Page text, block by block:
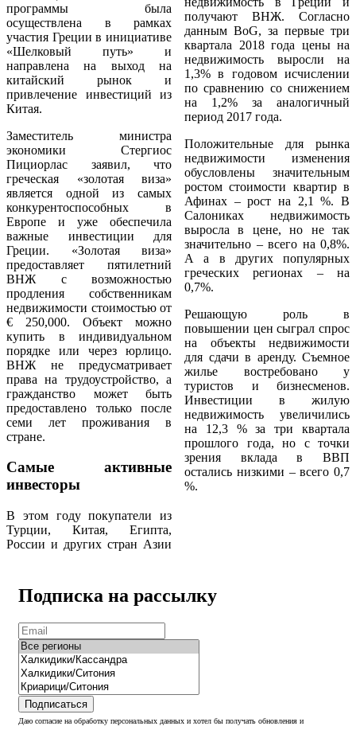
программы была
осуществлена в рамках
участия Греции в инициативе
«Шелковый путь» и
направлена ​​на выход на
китайский рынок и
привлечение инвестиций из
Китая.
Заместитель министра
экономики Стергиос
Пициорлас заявил, что
греческая «золотая виза»
является одной из самых
конкурентоспособных в
Европе и уже обеспечила
важные инвестиции для
Греции. «Золотая виза»
предоставляет пятилетний
ВНЖ с возможностью
продления собственникам
недвижимости стоимостью от
€ 250,000. Объект можно
купить в индивидуальном
порядке или через юрлицо.
ВНЖ не предусматривает
права на трудоустройство, а
гражданство может быть
предоставлено только после
семи лет проживания в
стране.
Самые активные
инвесторы
В этом году покупатели из
Турции, Китая, Египта,
России и других стран Азии
получают ВНЖ. Согласно
данным BoG, за первые три
квартала 2018 года цены на
недвижимость выросли на
1,3% в годовом исчислении
по сравнению со снижением
на 1,2% за аналогичный
период 2017 года.
Положительные для рынка
недвижимости изменения
обусловлены значительным
ростом стоимости квартир в
Афинах – рост на 2,1 %. В
Салониках недвижимость
выросла в цене, но не так
значительно – всего на 0,8%.
А а в других популярных
греческих регионах – на
0,7%.
Решающую роль в
повышении цен сыграл спрос
на объекты недвижимости
для сдачи в аренду. Съемное
жилье востребовано у
туристов и бизнесменов.
Инвестиции в жилую
недвижимость увеличились
на 12,3 % за три квартала
прошлого года, но с точки
зрения вклада в ВВП
остались низкими – всего 0,7
%.
Подписка на рассылку
Подписаться
Даю согласие на обработку персональных данных и хотел бы получать обновления и